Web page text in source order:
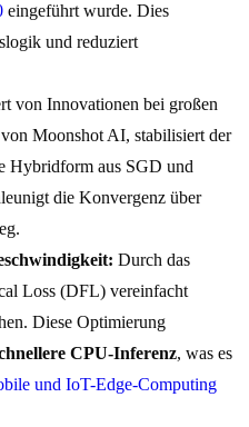
eingeführt wurde. Dies
und reduziert
von Innovationen bei großen
Moonshot AI, stabilisiert der
Hybridform aus SGD und
die Konvergenz über
Durch das
Loss (DFL) vereinfacht
Diese Optimierung
CPU-Inferenz, was es
und IoT-Edge-Computing